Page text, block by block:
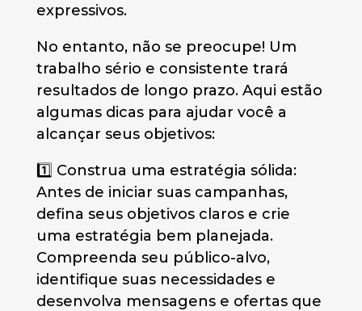
expressivos.
No entanto, não se preocupe! Um
trabalho sério e consistente trará
resultados de longo prazo. Aqui estão
algumas dicas para ajudar você a
alcançar seus objetivos:
1️⃣ Construa uma estratégia sólida:
Antes de iniciar suas campanhas,
defina seus objetivos claros e crie
uma estratégia bem planejada.
Compreenda seu público-alvo,
identifique suas necessidades e
desenvolva mensagens e ofertas que